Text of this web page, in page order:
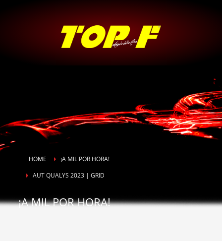
HOME
¡A MIL POR HORA!
AUT QUALYS 2023 | GRID
¡A MIL POR HORA!